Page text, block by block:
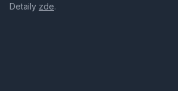
Detaily zde.